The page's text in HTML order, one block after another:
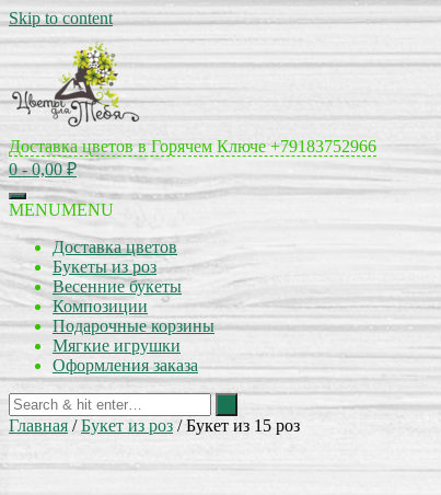
Skip to content
Доставка цветов в Горячем Ключе +79183752966
0- 0,00 ₽
MENUMENU
Доставка цветов
Букеты из роз
Весенние букеты
Композиции
Подарочные корзины
Мягкие игрушки
Оформления заказа
Главная /Букет из роз / Букет из 15 роз